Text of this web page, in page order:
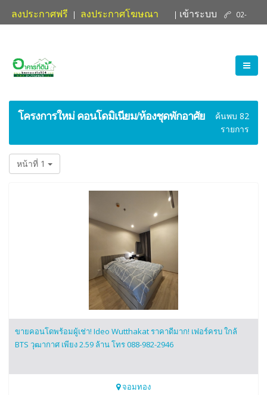
ลงประกาศฟรี | ลงประกาศโฆษณา | เข้าระบบ 02-
โครงการใหม่ คอนโดมิเนียม/ห้องชุดพักอาศัย
ค้นพบ 82
รายการ
หน้าที่ 1
ขายคอนโดพร้อมผู้เช่า! Ideo Wutthakat ราคาดีมาก! เฟอร์ครบ ใกล้
BTS วุฒากาศ เพียง 2.59 ล้าน โทร 088-982-2946
จอมทอง